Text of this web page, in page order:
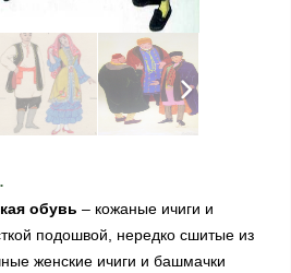
обувь – кожаные ичиги и
подошвой, нередко сшитые из
женские ичиги и башмачки